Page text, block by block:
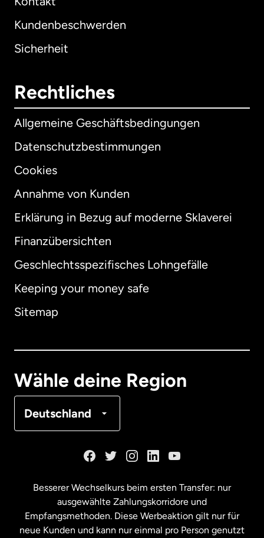
Kundenbeschwerden
Sicherheit
Rechtliches
Allgemeine Geschäftsbedingungen
Datenschutzbestimmungen
Cookies
Annahme von Kunden
Erklärung in Bezug auf moderne Sklaverei
Finanzübersichten
Geschlechtsspezifisches Lohngefälle
Keeping your money safe
Sitemap
Wähle deine Region
Deutschland
International English
Australien
Malaysia
Besserer Wechselkurs beim ersten Transfer: nur
ausgewählte Zahlungskorridore und
Empfangsmethoden. Diese Werbeaktion gilt nur für
neue Kunden und kann nur einmal pro Person genutzt